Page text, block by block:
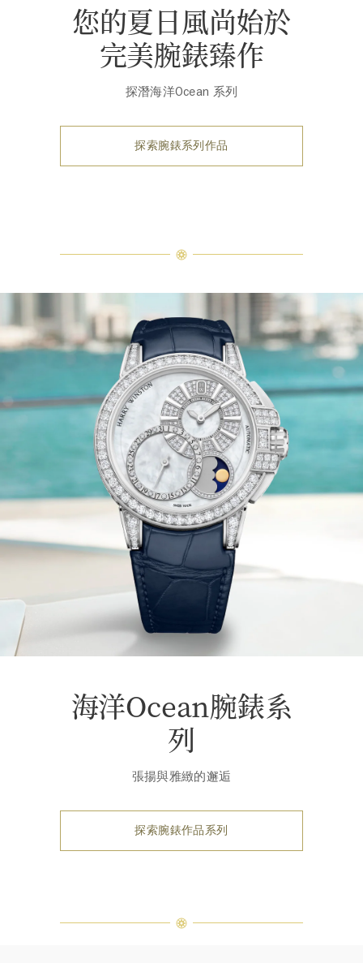
您的夏日風尚始於
完美腕錶臻作
探潛海洋Ocean 系列
探索腕錶系列作品
海洋Ocean腕錶系
列
張揚與雅緻的邂逅
探索腕錶作品系列